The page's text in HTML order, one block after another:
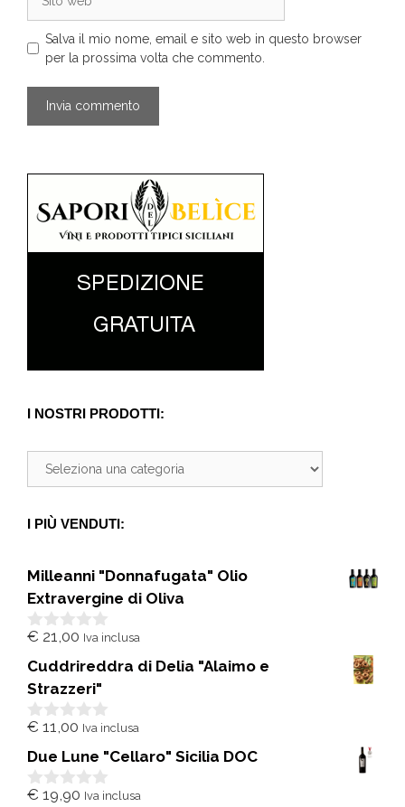
web
Salva il mio nome, email e sito web in questo browser
per la prossima volta che commento.
I NOSTRI PRODOTTI:
I PIÙ VENDUTI:
Milleanni "Donnafugata" Olio
Extravergine di Oliva
0
u
5
€ 21,00 Iva inclusa
Cuddrireddra di Delia "Alaimo e
Strazzeri"
0
u
5
€ 11,00 Iva inclusa
Due Lune "Cellaro" Sicilia DOC
0
€ 19,90 Iva inclusa